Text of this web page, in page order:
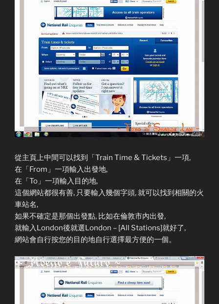
從主頁上中間可以找到「Train Time & Tickets」一項,
在「From」一項輸入出發地,
在「To」一項輸入目的地,
這個網站都很有善, 只要輸入幾個字頭, 就可以找到相關的火
車站名,
如果不確定是那個出發點, 比如在倫敦市內出發,
就輸入London後就選London – [All Stations]就好了,
網站會自行按您的目的地自行選擇最方便的一個。